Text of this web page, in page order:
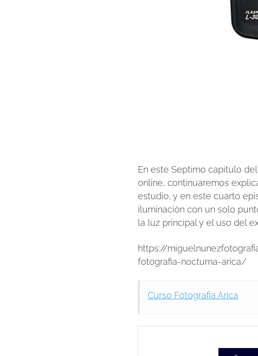
En este Septimo capitulo
online, continuaremos
estudio, y en este cuarto
iluminación con un solo
la luz principal y el uso del
https://
fotografia-nocturna-arica/
Curso Fotografia Arica